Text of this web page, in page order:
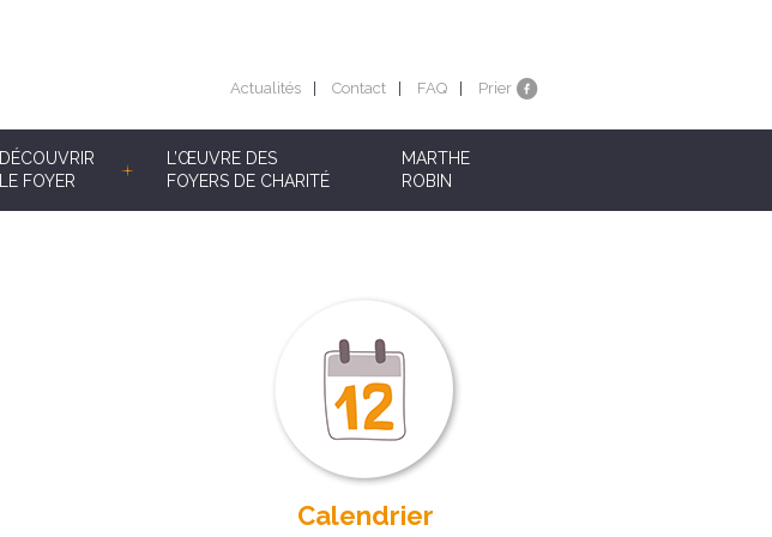
Actualités Contact FAQ Prier
DÉCOUVRIR
LE FOYER
L’ŒUVRE DES
FOYERS DE CHARITÉ
MARTHE
ROBIN
Calendrier